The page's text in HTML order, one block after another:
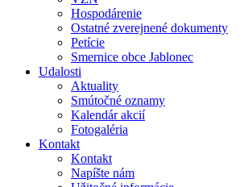
Hospodárenie
Ostatné zverejnené dokumenty
Petície
Smernice obce Jablonec
Udalosti
Aktuality
Smútočné oznamy
Kalendár akcií
Fotogaléria
Kontakt
Kontakt
Napíšte nám